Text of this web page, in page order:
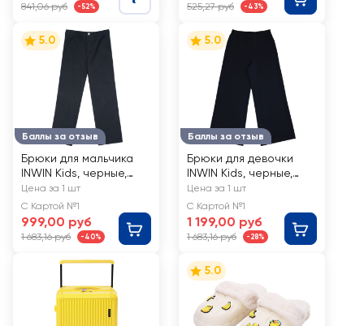
841,06 руб -52% 525,27 руб -43%
Баллы за отзыв
5.0
Брюки для мальчика
INWIN Kids, черные,
Арт. BTS26408-03
Цена за 1 шт
С Картой №1
999,00 руб
1 683,16 руб -40%
Баллы за отзыв
5.0
Брюки для девочки
INWIN Kids, черные,
Арт. BTS26508-03
Цена за 1 шт
С Картой №1
1 199,00 руб
1 683,16 руб -28%
5.0